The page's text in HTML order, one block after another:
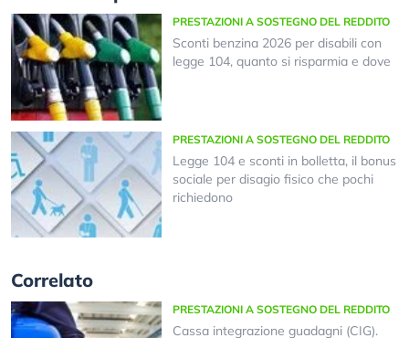
PRESTAZIONI A SOSTEGNO DEL REDDITO
Sconti benzina 2026 per disabili con
legge 104, quanto si risparmia e dove
PRESTAZIONI A SOSTEGNO DEL REDDITO
Legge 104 e sconti in bolletta, il bonus
sociale per disagio fisico che pochi
richiedono
Correlato
PRESTAZIONI A SOSTEGNO DEL REDDITO
Cassa integrazione guadagni (CIG).